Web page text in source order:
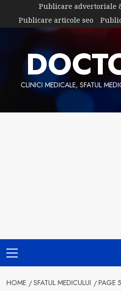
content
Publicare advertoriale
Publicare articole seo
CLINICI MEDICALE, SFATUL
Menu
HOME SFATUL MEDICULUI PAGE 5